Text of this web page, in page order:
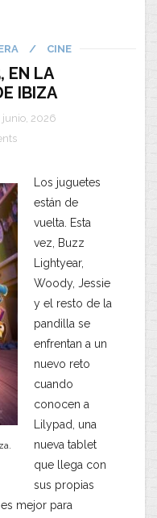
/ CINE
EN LA
IBIZA
junio, 2026
Los juguetes
están de
vuelta. Esta
vez, Buzz
Lightyear,
Woody, Jessie
y el resto de la
pandilla se
enfrentan a un
nuevo reto
cuando
conocen a
Lilypad, una
nueva tablet
que llega con
sus propias
mejor para